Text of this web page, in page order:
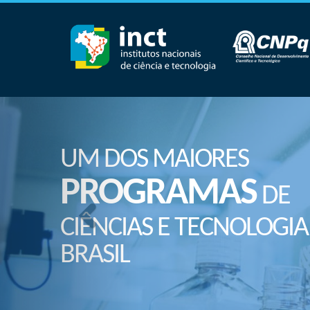
UM DOS MAIORES
PROGRAMASDE
CIÊNCIAS E
BRASIL